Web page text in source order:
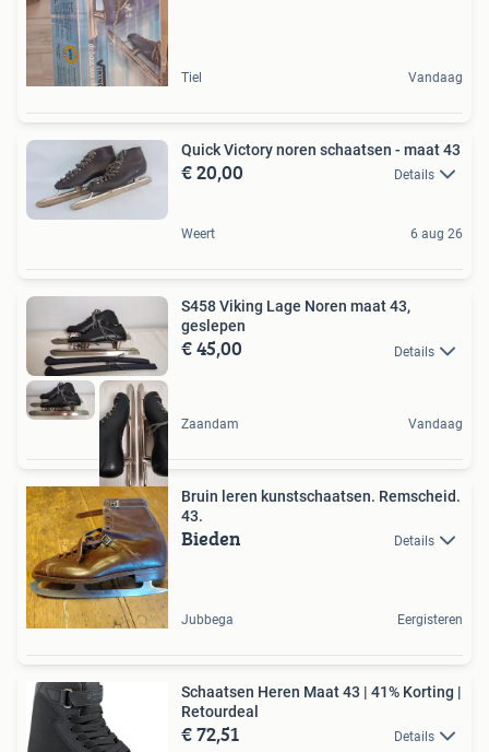
Tiel Vandaag
Quick Victory noren schaatsen - maat 43
€ 20,00 Details
Weert 6 aug 26
S458 Viking Lage Noren maat 43,
geslepen
€ 45,00 Details
Zaandam Vandaag
Bruin leren kunstschaatsen. Remscheid.
43.
Bieden Details
Jubbega Eergisteren
Schaatsen Heren Maat 43 | 41% Korting |
Retourdeal
€ 72,51 Details